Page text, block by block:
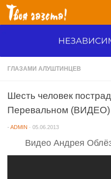
Перейти к содержимому
ГЛАЗАМИ АЛУШТИНЦЕВ
Шесть человек
Перевальном (ВИДЕО)
- ADMIN · 05.06.2013
Видео Андрея